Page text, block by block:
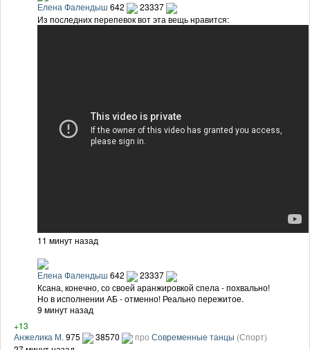
Елена Фалендыш 642
23337
Из последних перепевок вот эта вещь нравится:
11 минут назад
Елена Фалендыш 642
23337
Ксана, конечно, со своей аранжировкой спела - похвально!
Но в исполнении АБ - отменно! Реально пережитое.
9 минут назад
+13
Анжелика М. 975 38570 про Современные танцы (Спорт)